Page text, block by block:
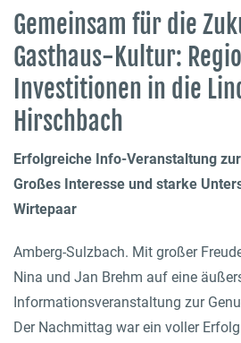
Gemeinsam für die
Gasthaus-Kultur:
Investitionen in die
Hirschbach
Erfolgreiche Info-Veranstaltung
Großes Interesse und starke
Wirtepaar
Amberg-Sulzbach. Mit großer
Nina und Jan Brehm auf eine
Informationsveranstaltung zur
Der Nachmittag war ein voller